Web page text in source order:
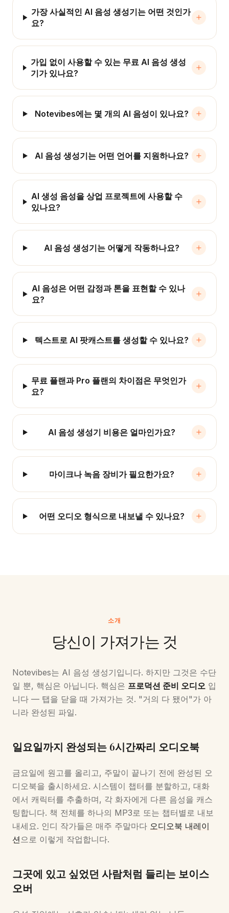
가장 사실적인 AI 음성 생성기는 어떤 것인가
요?
가입 없이 사용할 수 있는 무료 AI 음성 생성
기가 있나요?
Notevibes에는 몇 개의 AI 음성이 있나요?
AI 음성 생성기는 어떤 언어를 지원하나요?
AI 생성 음성을 상업 프로젝트에 사용할 수
있나요?
AI 음성 생성기는 어떻게 작동하나요?
AI 음성은 어떤 감정과 톤을 표현할 수 있나
요?
텍스트로 AI 팟캐스트를 생성할 수 있나요?
무료 플랜과 Pro 플랜의 차이점은 무엇인가
요?
AI 음성 생성기 비용은 얼마인가요?
마이크나 녹음 장비가 필요한가요?
어떤 오디오 형식으로 내보낼 수 있나요?
소개
당신이 가져가는 것
Notevibes는 AI 음성 생성기입니다. 하지만 그것은 수단
일 뿐, 핵심은 아닙니다. 핵심은 프로덕션 준비 오디오 입
니다 — 탭을 닫을 때 가져가는 것. "거의 다 됐어"가 아
니라 완성된 파일.
일요일까지 완성되는 6시간짜리 오디오북
금요일에 원고를 올리고, 주말이 끝나기 전에 완성된 오
디오북을 출시하세요. 시스템이 챕터를 분할하고, 대화
에서 캐릭터를 추출하며, 각 화자에게 다른 음성을 캐스
팅합니다. 책 전체를 하나의 MP3로 또는 챕터별로 내보
내세요. 인디 작가들은 매주 주말마다 오디오북 내레이
션으로 이렇게 작업합니다.
그곳에 있고 싶었던 사람처럼 들리는 보이스
오버